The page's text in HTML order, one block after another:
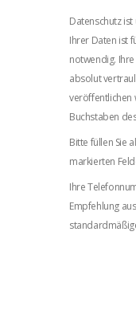
Datenschutz
Ihrer Daten ist
notwendig.
absolut
veröffentlichen
Buchstaben
Bitte füllen Sie
markierten
Ihre
Empfehlung